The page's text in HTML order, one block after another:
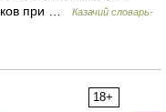
при …
Казачий словарь-
18+